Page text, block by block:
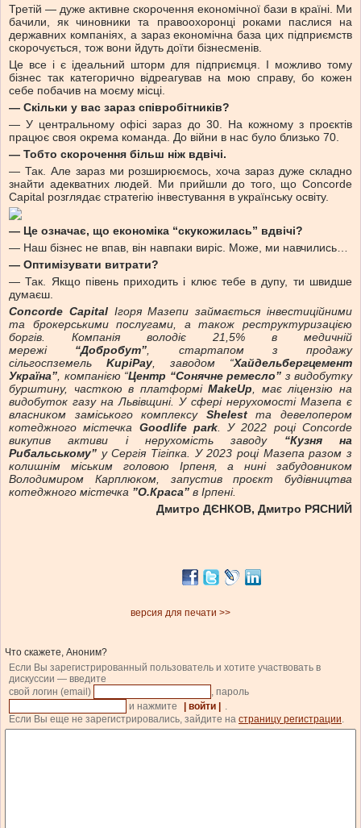
Третій — дуже активне скорочення економічної бази в країні. Ми
бачили, як чиновники та правоохоронці роками паслися на
державних компаніях, а зараз економічна база цих підприємств
скорочується, тож вони йдуть доїти бізнесменів.
Це все і є ідеальний шторм для підприємця. І можливо тому
бізнес так категорично відреагував на мою справу, бо кожен
себе побачив на моєму місці.
— Скільки у вас зараз співробітників?
— У центральному офісі зараз до 30. На кожному з проєктів
працює своя окрема команда. До війни в нас було близько 70.
— Тобто скорочення більш ніж вдвічі.
— Так. Але зараз ми розширюємось, хоча зараз дуже складно
знайти адекватних людей. Ми прийшли до того, що Concorde
Capital розглядає стратегію інвестування в українську освіту.
— Це означає, що економіка “скукожилась” вдвічі?
— Наш бізнес не впав, він навпаки виріс. Може, ми навчились…
— Оптимізувати витрати?
— Так. Якщо півень приходить і клює тебе в дупу, ти швидше
думаєш.
Сoncorde CapitalІгоря Мазепи займається інвестиційними
та брокерськими послугами, а також реструктуризацією
боргів. Компанія володіє 21,5% в медичній
мережі “Добробут”, стартапом з продажу
сільгоспземель KupiPay, заводом “Хайдельбергцемент
Україна”, компанією “Центр “Сонячне ремесло” з видобутку
бурштину, часткою в платформіMakeUp, має ліцензію на
видобуток газу на Львівщині. У сфері нерухомості Мазепа є
власником заміського комплексу Shelestта девелопером
котеджного містечка Goodlife park. У 2022 році Concorde
викупив активи і нерухомість заводу “Кузня на
Рибальському” у Сергія Тігіпка. У 2023 році Мазепа разом з
колишнім міським головою Ірпеня, а нині забудовником
Володимиром Карплюком, запустив проєкт будівництва
котеджного містечка ”О.Краса” в Ірпені.
Дмитро ДЄНКОВ, Дмитро РЯСНИЙ
версия для печати >>
Что скажете, Аноним?
Если Вы зарегистрированный пользователь и хотите участвовать в
дискуссии — введите
свой логин (email)
, пароль
и нажмите
| войти |
.
Если Вы еще не зарегистрировались, зайдите на страницу регистрации.